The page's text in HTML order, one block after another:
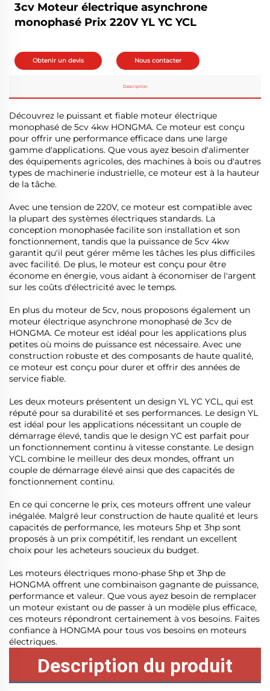
3cv Moteur électrique asynchrone
monophasé Prix 220V YL YC YCL
Obtenir un devis Nous contacter
Description
Découvrez le puissant et fiable moteur électrique
monophasé de 5cv 4kw HONGMA. Ce moteur est conçu
pour offrir une performance efficace dans une large
gamme d'applications. Que vous ayez besoin d'alimenter
des équipements agricoles, des machines à bois ou d'autres
types de machinerie industrielle, ce moteur est à la hauteur
de la tâche.
Avec une tension de 220V, ce moteur est compatible avec
la plupart des systèmes électriques standards. La
conception monophasée facilite son installation et son
fonctionnement, tandis que la puissance de 5cv 4kw
garantit qu'il peut gérer même les tâches les plus difficiles
avec facilité. De plus, le moteur est conçu pour être
économe en énergie, vous aidant à économiser de l'argent
sur les coûts d'électricité avec le temps.
En plus du moteur de 5cv, nous proposons également un
moteur électrique asynchrone monophasé de 3cv de
HONGMA. Ce moteur est idéal pour les applications plus
petites où moins de puissance est nécessaire. Avec une
construction robuste et des composants de haute qualité,
ce moteur est conçu pour durer et offrir des années de
service fiable.
Les deux moteurs présentent un design YL YC YCL, qui est
réputé pour sa durabilité et ses performances. Le design YL
est idéal pour les applications nécessitant un couple de
démarrage élevé, tandis que le design YC est parfait pour
un fonctionnement continu à vitesse constante. Le design
YCL combine le meilleur des deux mondes, offrant un
couple de démarrage élevé ainsi que des capacités de
fonctionnement continu.
En ce qui concerne le prix, ces moteurs offrent une valeur
inégalée. Malgré leur construction de haute qualité et leurs
capacités de performance, les moteurs 5hp et 3hp sont
proposés à un prix compétitif, les rendant un excellent
choix pour les acheteurs soucieux du budget.
Les moteurs électriques mono-phase 5hp et 3hp de
HONGMA offrent une combinaison gagnante de puissance,
performance et valeur. Que vous ayez besoin de remplacer
un moteur existant ou de passer à un modèle plus efficace,
ces moteurs répondront certainement à vos besoins. Faites
confiance à HONGMA pour tous vos besoins en moteurs
électriques.
Description du produit